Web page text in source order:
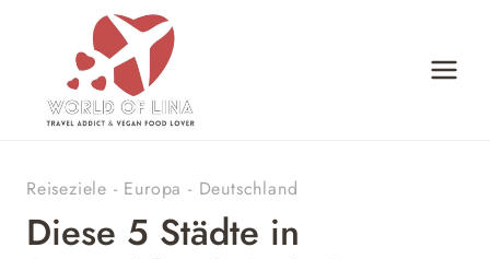
Reiseziele - Europa - Deutschland
Diese 5 Städte in